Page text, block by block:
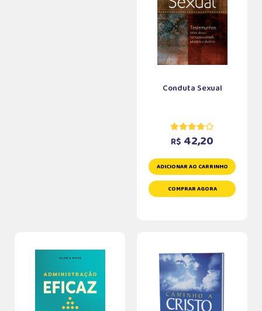
Conduta Sexual
R$ 42,20
ADICIONAR AO CARRINHO
COMPRAR AGORA